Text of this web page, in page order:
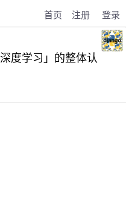
首页 注册 登录
度学习」的整体认